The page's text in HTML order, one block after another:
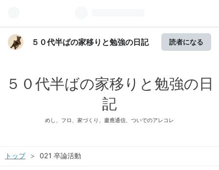
５０代半ばの家移りと勉強の日記 読者になる
５０代半ばの家移りと勉強の日
記
めし、フロ、家づくり、慶應通信、ついでのアレコレ
トップ > 021 卒論活動